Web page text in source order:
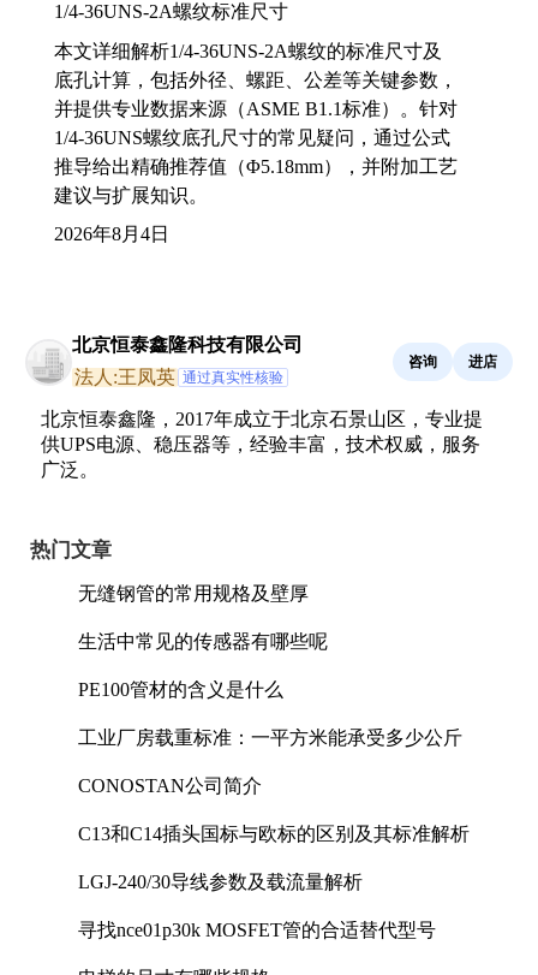
1/4-36UNS-2A螺纹标准尺寸
本文详细解析1/4-36UNS-2A螺纹的标准尺寸及
底孔计算，包括外径、螺距、公差等关键参数，
并提供专业数据来源（ASME B1.1标准）。针对
1/4-36UNS螺纹底孔尺寸的常见疑问，通过公式
推导给出精确推荐值（Φ5.18mm），并附加工艺
建议与扩展知识。
2026年8月4日
北京恒泰鑫隆科技有限公司
法人:王凤英 通过真实性核验
咨询 进店
北京恒泰鑫隆，2017年成立于北京石景山区，专业提
供UPS电源、稳压器等，经验丰富，技术权威，服务
广泛。
热门文章
无缝钢管的常用规格及壁厚
生活中常见的传感器有哪些呢
PE100管材的含义是什么
工业厂房载重标准：一平方米能承受多少公斤
CONOSTAN公司简介
C13和C14插头国标与欧标的区别及其标准解析
LGJ-240/30导线参数及载流量解析
寻找nce01p30k MOSFET管的合适替代型号